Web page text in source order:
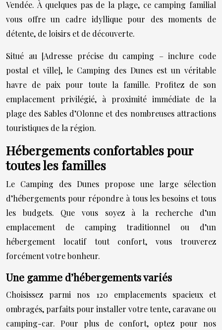
Vendée. À quelques pas de la plage, ce camping familial
vous offre un cadre idyllique pour des moments de
détente, de loisirs et de découverte.
Situé au [Adresse précise du camping – inclure code
postal et ville], le Camping des Dunes est un véritable
havre de paix pour toute la famille. Profitez de son
emplacement privilégié, à proximité immédiate de la
plage des Sables d’Olonne et des nombreuses attractions
touristiques de la région.
Hébergements confortables pour
toutes les familles
Le Camping des Dunes propose une large sélection
d’hébergements pour répondre à tous les besoins et tous
les budgets. Que vous soyez à la recherche d’un
emplacement de camping traditionnel ou d’un
hébergement locatif tout confort, vous trouverez
forcément votre bonheur.
Une gamme d’hébergements variés
Choisissez parmi nos 120 emplacements spacieux et
ombragés, parfaits pour installer votre tente, caravane ou
camping-car. Pour plus de confort, optez pour nos